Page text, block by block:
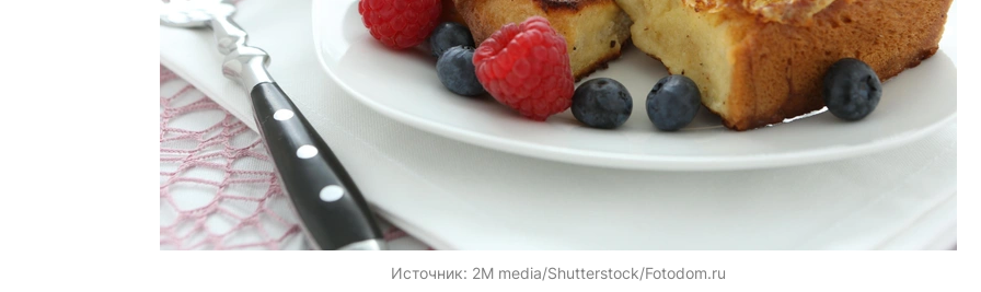
Источник: 2M media/Shutterstock/Fotodom.ru